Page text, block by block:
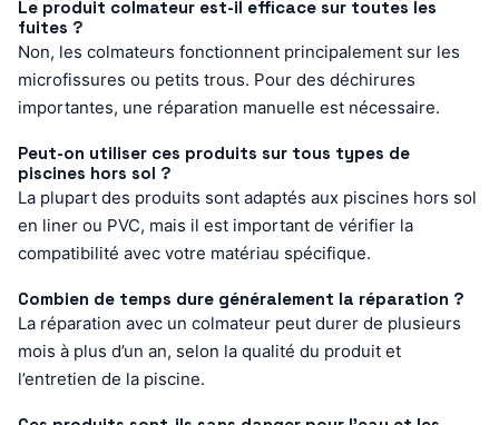
Le produit colmateur est-il efficace sur toutes les
fuites ?
Non, les colmateurs fonctionnent principalement sur les
microfissures ou petits trous. Pour des déchirures
importantes, une réparation manuelle est nécessaire.
Peut-on utiliser ces produits sur tous types de
piscines hors sol ?
La plupart des produits sont adaptés aux piscines hors sol
en liner ou PVC, mais il est important de vérifier la
compatibilité avec votre matériau spécifique.
Combien de temps dure généralement la réparation ?
La réparation avec un colmateur peut durer de plusieurs
mois à plus d’un an, selon la qualité du produit et
l’entretien de la piscine.